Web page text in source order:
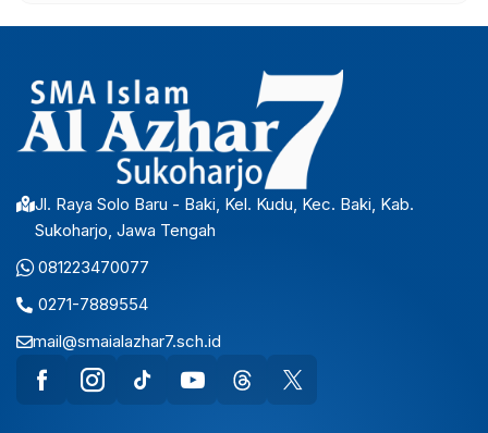
Jl. Raya Solo Baru - Baki, Kel. Kudu, Kec. Baki, Kab.
Sukoharjo, Jawa Tengah
081223470077
0271-7889554
mail@smaialazhar7.sch.id